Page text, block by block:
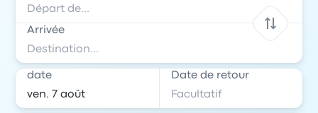
Arrivée
date Date de retour